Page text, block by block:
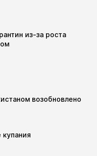
из-за роста
возобновлено